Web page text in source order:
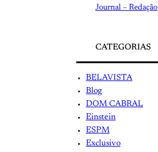
Journal – Redação
CATEGORIAS
BELAVISTA
Blog
DOM CABRAL
Einstein
ESPM
Exclusivo